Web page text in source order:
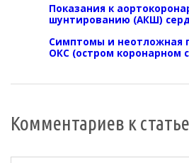
Показания к
шунтированию (АКШ)
Симптомы и неотложная
ОКС (остром коронарном
Комментариев к